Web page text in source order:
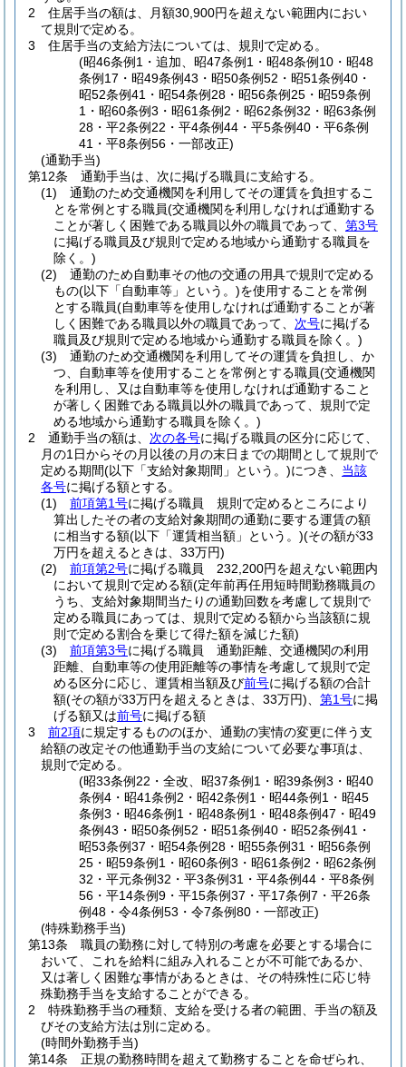
2
住居手当の額は、月額30,900円を超えない範囲内におい
て規則で定める。
3
住居手当の支給方法については、規則で定める。
(昭46条例1・追加、昭47条例1・昭48条例10・昭48
条例17・昭49条例43・昭50条例52・昭51条例40・
昭52条例41・昭54条例28・昭56条例25・昭59条例
1・昭60条例3・昭61条例2・昭62条例32・昭63条例
28・平2条例22・平4条例44・平5条例40・平6条例
41・平8条例56・一部改正)
(通勤手当)
第12条
通勤手当は、次に掲げる職員に支給する。
(1)
通勤のため交通機関を利用してその運賃を負担するこ
とを常例とする職員(交通機関を利用しなければ通勤する
ことが著しく困難である職員以外の職員であって、 第3号
に掲げる職員及び規則で定める地域から通勤する職員を
除く。)
(2)
通勤のため自動車その他の交通の用具で規則で定める
もの(以下「自動車等」という。)を使用することを常例
とする職員(自動車等を使用しなければ通勤することが著
しく困難である職員以外の職員であって、 次号に掲げる
職員及び規則で定める地域から通勤する職員を除く。)
(3)
通勤のため交通機関を利用してその運賃を負担し、か
つ、自動車等を使用することを常例とする職員(交通機関
を利用し、又は自動車等を使用しなければ通勤すること
が著しく困難である職員以外の職員であって、規則で定
める地域から通勤する職員を除く。)
2
通勤手当の額は、 次の各号に掲げる職員の区分に応じて、
月の1日からその月以後の月の末日までの期間として規則で
定める期間(以下「支給対象期間」という。)につき、 当該
各号に掲げる額とする。
(1)
前項第1号に掲げる職員 規則で定めるところにより
算出したその者の支給対象期間の通勤に要する運賃の額
に相当する額(以下「運賃相当額」という。)(その額が33
万円を超えるときは、33万円)
(2)
前項第2号に掲げる職員 232,200円を超えない範囲内
において規則で定める額(定年前再任用短時間勤務職員の
うち、支給対象期間当たりの通勤回数を考慮して規則で
定める職員にあっては、規則で定める額から当該額に規
則で定める割合を乗じて得た額を減じた額)
(3)
前項第3号に掲げる職員 通勤距離、交通機関の利用
距離、自動車等の使用距離等の事情を考慮して規則で定
める区分に応じ、運賃相当額及び前号に掲げる額の合計
額(その額が33万円を超えるときは、33万円) 第1号に掲
げる額又は前号に掲げる額
3
前2項に規定するもののほか、通勤の実情の変更に伴う支
給額の改定その他通勤手当の支給について必要な事項は、
規則で定める。
(昭33条例22・全改、昭37条例1・昭39条例3・昭40
条例4・昭41条例2・昭42条例1・昭44条例1・昭45
条例3・昭46条例1・昭48条例1・昭48条例47・昭49
条例43・昭50条例52・昭51条例40・昭52条例41・
昭53条例37・昭54条例28・昭55条例31・昭56条例
25・昭59条例1・昭60条例3・昭61条例2・昭62条例
32・平元条例32・平3条例31・平4条例44・平8条例
56・平14条例9・平15条例37・平17条例7・平26条
例48・令4条例53・令7条例80・一部改正)
(特殊勤務手当)
第13条
職員の勤務に対して特別の考慮を必要とする場合に
おいて、これを給料に組み入れることが不可能であるか、
又は著しく困難な事情があるときは、その特殊性に応じ特
殊勤務手当を支給することができる。
2
特殊勤務手当の種類、支給を受ける者の範囲、手当の額及
びその支給方法は別に定める。
(時間外勤務手当)
第14条
正規の勤務時間を超えて勤務することを命ぜられ、